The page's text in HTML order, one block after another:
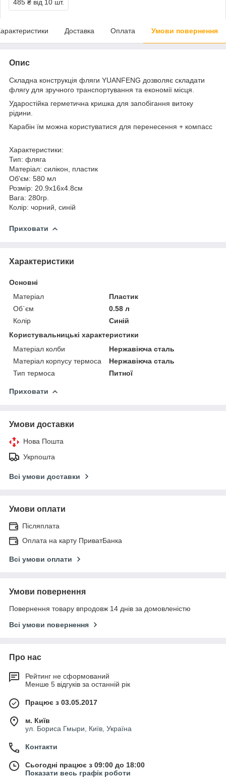
485 ₴ від 10 шт.
Доставка Оплата Умови повернення
Опис
Складна конструкція фляги YUANFENG дозволяє складати
флягу для зручного транспортування та економії місця.
Ударостійка герметична кришка для запобігання витоку
рідини.
Карабін їм можна користуватися для перенесення + компасс
Характеристики:
Тип: фляга
Матеріал: силікон, пластик
Об'єм: 580 мл
Розмір: 20.9х16х4.8см
Вага: 280гр.
Колір: чорний, синій
Приховати
Характеристики
Основні
Матеріал
Пластик
Об`єм
0.58 л
Колір
Синій
Користувальницькі характеристики
Матеріал колби
Нержавіюча сталь
Матеріал корпусу термоса
Нержавіюча сталь
Тип термоса
Питної
Приховати
Умови доставки
Нова Пошта
Укрпошта
Всі умови доставки
Умови оплати
Післяплата
Оплата на карту ПриватБанка
Всі умови оплати
Умови повернення
Повернення товару впродовж 14 днів за домовленістю
Всі умови повернення
Про нас
Рейтинг не сформований
Менше 5 відгуків за останній рік
Працює з 03.05.2017
м. Київ
ул. Бориса Гмыри, Київ, Україна
Контакти
Сьогодні працює з 09:00 до 18:00
Показати весь графік роботи